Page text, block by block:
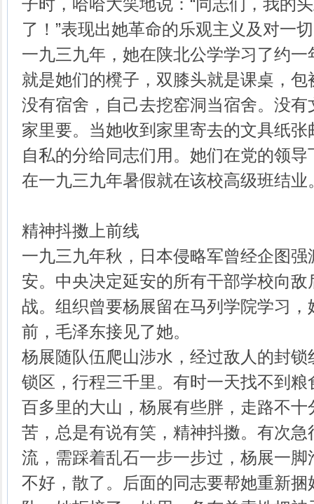
子时，哈哈大笑地说：“同志们，我的
了！”表现出她革命的乐观主义及对一
一九三九年，她在陕北公学学习了约
就是她们的櫈子，双膝头就是课桌，
没有宿舍，自己去挖窑洞当宿舍。没
家里要。当她收到家里寄去的文具纸
自私的分给同志们用。她们在党的领
在一九三九年暑假就在该校高级班结业
精神抖擞上前线
一九三九年秋，日本侵略军曾经企图
安。中央决定延安的所有干部学校向
战。组织曾要杨展留在马列学院学习
前，毛泽东接见了她。
杨展随队伍爬山涉水，经过敌人的封
锁区，行程三千里。有时一天找不到
百多里的大山，杨展有些胖，走路不
苦，总是有说有笑，精神抖擞。有次
流，需踩着乱石一步一步过，杨展一
不好，散了。后面的同志要帮她重新